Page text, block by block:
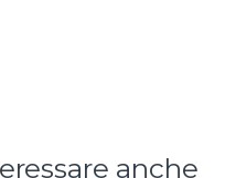
anche